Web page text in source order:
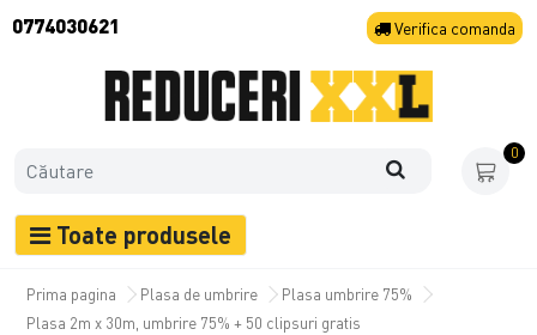
0774030621 Verifica comanda
0
Toate produsele
Prima pagina Plasa de umbrire
Plasa umbrire 75%
Plasa 2m x 30m, umbrire 75% + 50 clipsuri gratis